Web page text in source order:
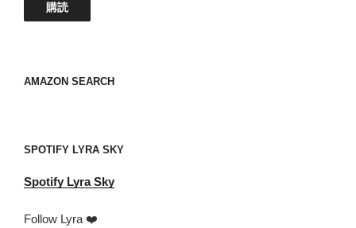
ド
your
購読
AMAZON SEARCH
SPOTIFY LYRA SKY
Spotify Lyra Sky
Follow Lyra ❤️